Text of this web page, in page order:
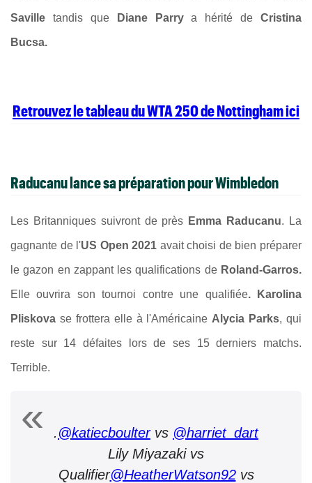
Saville tandis queDiane Parrya hérité de Cristina
Bucsa.
Retrouvez le tableau du WTA 250 de Nottingham ici
Raducanu lance sa préparation pour Wimbledon
Les Britanniques suivront de près Emma Raducanu. La
gagnante de l'US Open 2021 avait choisi de bien préparer
le gazon en zappant les qualifications de Roland-Garros.
Elle ouvrira son tournoi contre une qualifiée. Karolina
Pliskova se frottera elle à l'Américaine Alycia Parks, qui
reste sur 14 défaites lors de ses 15 derniers matchs.
Terrible.
. @katiecboultervs @harriet_dart
Lily Miyazaki vs
Qualifier@HeatherWatson92vs